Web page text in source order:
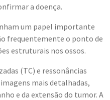
a doença.
um papel importante
frequentemente o ponto de
estruturais nos ossos.
(TC) e ressonâncias
mais detalhadas,
e da extensão do tumor. A